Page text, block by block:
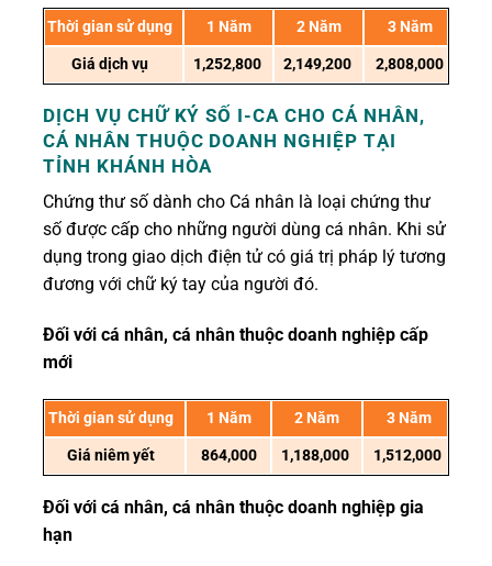
Thời gian sử dụng 1 Năm 2 Năm
3 Năm
Giá dịch vụ
1,252,800 2,149,200 2,808,000
DỊCH VỤ CHỮ KÝ SỐ I-CA CHO CÁ NHÂN,
CÁ NHÂN THUỘC DOANH NGHIỆP TẠI
TỈNH KHÁNH HÒA
Chứng thư số dành cho Cá nhân là loại chứng thư
số được cấp cho những người dùng cá nhân. Khi sử
dụng trong giao dịch điện tử có giá trị pháp lý tương
đương với chữ ký tay của người đó.
Đối với cá nhân, cá nhân thuộc doanh nghiệp cấp
mới
Thời gian sử dụng 1 Năm 2 Năm
3 Năm
Giá niêm yết
864,000 1,188,000 1,512,000
Đối với cá nhân, cá nhân thuộc doanh nghiệp gia
hạn